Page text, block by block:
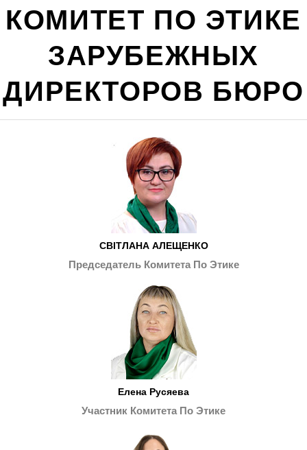
КОМИТЕТ ПО ЭТИКЕ
ЗАРУБЕЖНЫХ
ДИРЕКТОРОВ БЮРО
СВІТЛАНА АЛЕЩЕНКО
Председатель Комитета По Этике
Елена Русяева
Участник Комитета По Этике